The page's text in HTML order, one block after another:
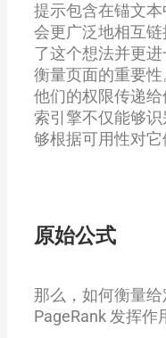
提示包含在锚文
会更广泛地相互
了这个想法并更
衡量页面的重要
他们的权限传递
索引擎不仅能够
够根据可用性对它
原始公式
那么，如何衡量
PageRank 发挥作